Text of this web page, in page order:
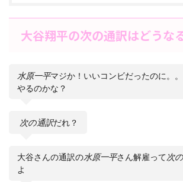
大谷翔平の次の通訳はどうな
水原一平マジか！いいコンビだったのに。。
やるのかな？
次の通訳だれ？
大谷さんの通訳の水原一平さん解雇って次
よ